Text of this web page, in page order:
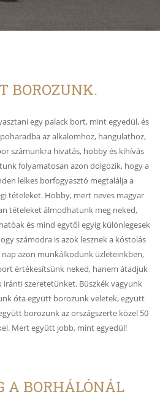
BOROZUNK.
egy palack bort, mint egyedül, és
az alkalomhoz, hangulathoz,
számunkra hivatás, hobby és kihívás
folyamatosan azon dolgozik, hogy a
lelkes borfogyasztó megtalálja a
tételeket. Hobby, mert neves magyar
tételeket álmodhatunk meg neked,
és mind egytől egyig különlegesek
számodra is azok lesznek a kóstolás
azon munkálkodunk üzleteinkben,
értékesítsünk neked, hanem átadjuk
szeretetünket. Büszkék vagyunk
óta együtt borozunk veletek, együtt
borozunk az országszerte közel 50
Mert együtt jobb, mint egyedül!
A BORHÁLÓNÁL